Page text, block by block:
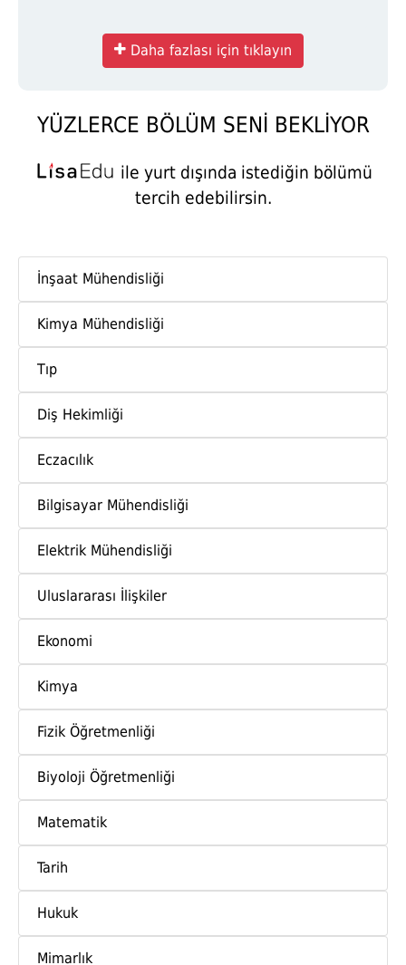
Daha fazlası için tıklayın
YÜZLERCE BÖLÜM SENİ BEKLİYOR
ile yurt dışında istediğin bölümü
tercih edebilirsin.
İnşaat Mühendisliği
Kimya Mühendisliği
Tıp
Diş Hekimliği
Eczacılık
Bilgisayar Mühendisliği
Elektrik Mühendisliği
Uluslararası İlişkiler
Ekonomi
Kimya
Fizik Öğretmenliği
Biyoloji Öğretmenliği
Matematik
Tarih
Hukuk
Mimarlık